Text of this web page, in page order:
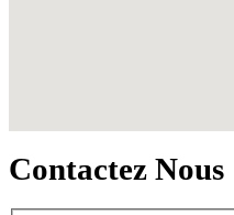
Contactez Nous